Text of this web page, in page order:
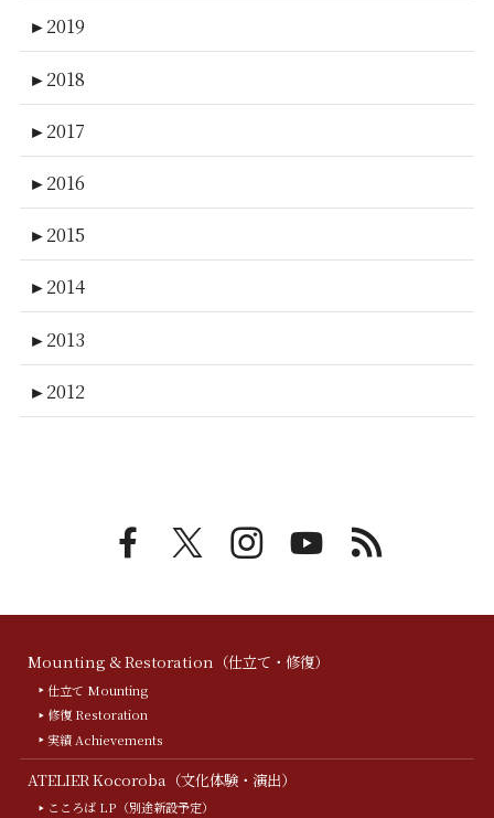
►2019
►2018
►2017
►2016
►2015
►2014
►2013
►2012
Mounting & Restoration（仕立て・修復）
仕立て Mounting
修復 Restoration
実績 Achievements
ATELIER Kocoroba（文化体験・演出）
こころば LP（別途新設予定）